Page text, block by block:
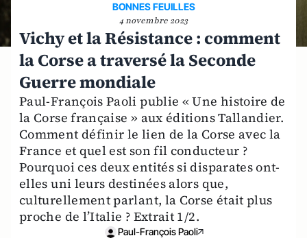
BONNES FEUILLES
4 novembre 2023
Vichy et la Résistance : comment
la Corse a traversé la Seconde
Guerre mondiale
Paul-François Paoli publie « Une histoire de
la Corse française » aux éditions Tallandier.
Comment définir le lien de la Corse avec la
France et quel est son fil conducteur ?
Pourquoi ces deux entités si disparates ont-
elles uni leurs destinées alors que,
culturellement parlant, la Corse était plus
proche de l’Italie ? Extrait 1/2.
Paul-François Paoli